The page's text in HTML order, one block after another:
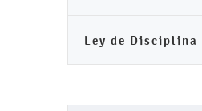
Ley de Disciplina